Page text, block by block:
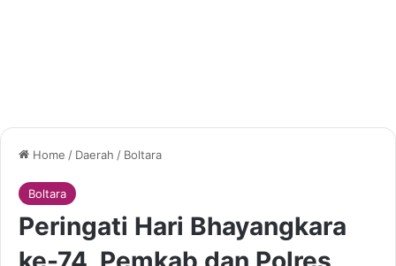
Home / Daerah / Boltara
Boltara
Peringati Hari Bhayangkara